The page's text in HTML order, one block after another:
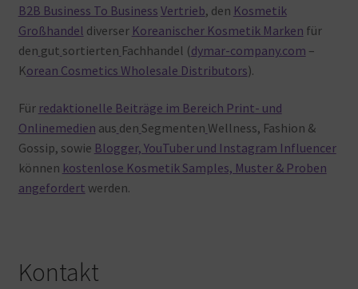
B2B Business To Business Vertrieb, den Kosmetik
Großhandel diverser Koreanischer Kosmetik Marken für
den gut sortierten Fachhandel (dymar-company.com –
Korean Cosmetics Wholesale Distributors).
Für redaktionelle Beiträge im Bereich Print- und
Onlinemedien aus den Segmenten Wellness, Fashion &
Gossip, sowie Blogger, YouTuber und Instagram Influencer
können kostenlose Kosmetik Samples, Muster & Proben
angefordert werden.
Kontakt